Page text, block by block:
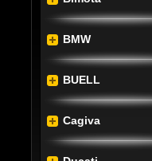
BMW
BUELL
Cagiva